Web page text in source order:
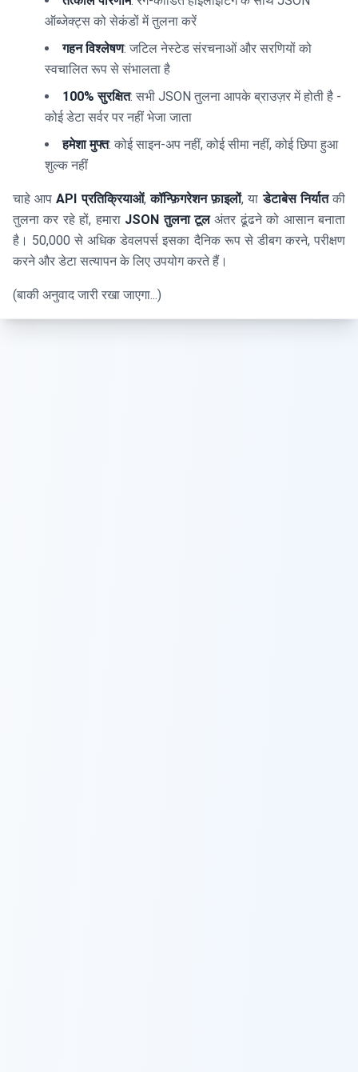
ऑब्जेक्ट्स को सेकंडों में तुलना करें
गहन विश्लेषण: जटिल नेस्टेड संरचनाओं और सरणियों को
स्वचालित रूप से संभालता है
100% सुरक्षित: सभी JSON तुलना आपके ब्राउज़र में होती है -
कोई डेटा सर्वर पर नहीं भेजा जाता
हमेशा मुफ्त: कोई साइन-अप नहीं, कोई सीमा नहीं, कोई छिपा हुआ
शुल्क नहीं
चाहे आपAPI प्रतिक्रियाओं,कॉन्फ़िगरेशन फ़ाइलों, याडेटाबेस निर्यातकी
तुलना कर रहे हों, हमारा JSON तुलना टूलअंतर ढूंढने को आसान बनाता
है। 50,000 से अधिक डेवलपर्स इसका दैनिक रूप से डीबग करने, परीक्षण
करने और डेटा सत्यापन के लिए उपयोग करते हैं।
(बाकी अनुवाद जारी रखा जाएगा...)